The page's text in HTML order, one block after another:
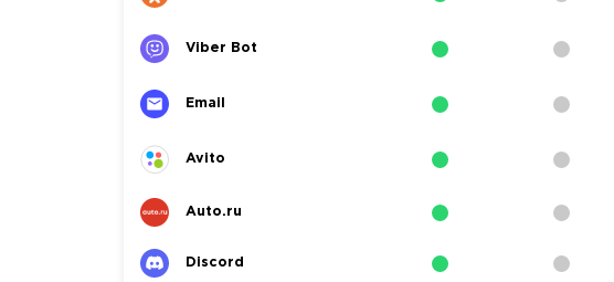
Viber Bot
Email
Avito
Auto.ru
Discord